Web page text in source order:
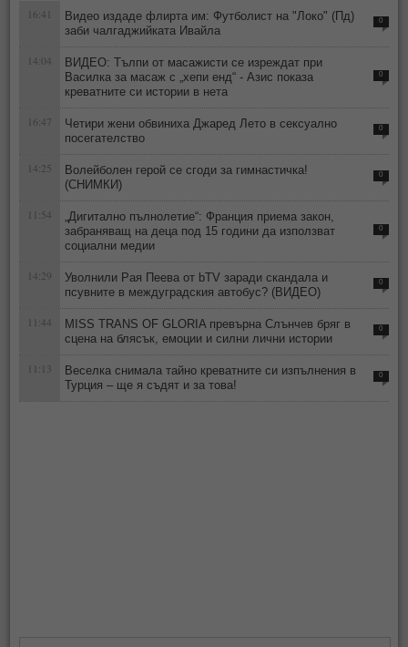
16:41
Видео издаде флирта им: Футболист на "Локо" (Пд)
заби чалгаджийката Ивайла
0
14:04
ВИДЕО: Тълпи от масажисти се изреждат при
Василка за масаж с „хепи енд“ - Азис показа
креватните си истории в нета
0
16:47
Четири жени обвиниха Джаред Лето в сексуално
посегателство
0
14:25
Волейболен герой се сгоди за гимнастичка!
(СНИМКИ)
0
11:54
„Дигитално пълнолетие“: Франция приема закон,
забраняващ на деца под 15 години да използват
социални медии
0
14:29
Уволнили Рая Пеева от bTV заради скандала и
псувните в междуградския автобус? (ВИДЕО)
0
11:44
MISS TRANS OF GLORIA превърна Слънчев бряг в
сцена на блясък, емоции и силни лични истории
0
11:13
Веселка снимала тайно креватните си изпълнения в
Турция – ще я съдят и за това!
0